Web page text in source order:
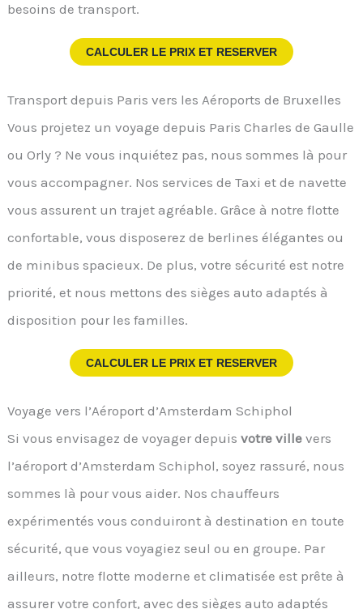
besoins de transport.
CALCULER LE PRIX ET RESERVER
Transport depuis Paris vers les Aéroports de Bruxelles
Vous projetez un voyage depuis Paris Charles de Gaulle
ou Orly ? Ne vous inquiétez pas, nous sommes là pour
vous accompagner. Nos services de Taxi et de navette
vous assurent un trajet agréable. Grâce à notre flotte
confortable, vous disposerez de berlines élégantes ou
de minibus spacieux. De plus, votre sécurité est notre
priorité, et nous mettons des sièges auto adaptés à
disposition pour les familles.
CALCULER LE PRIX ET RESERVER
Voyage vers l’Aéroport d’Amsterdam Schiphol
Si vous envisagez de voyager depuisvotre ville vers
l’aéroport d’Amsterdam Schiphol, soyez rassuré, nous
sommes là pour vous aider. Nos chauffeurs
expérimentés vous conduiront à destination en toute
sécurité, que vous voyagiez seul ou en groupe. Par
ailleurs, notre flotte moderne et climatisée est prête à
assurer votre confort, avec des sièges auto adaptés